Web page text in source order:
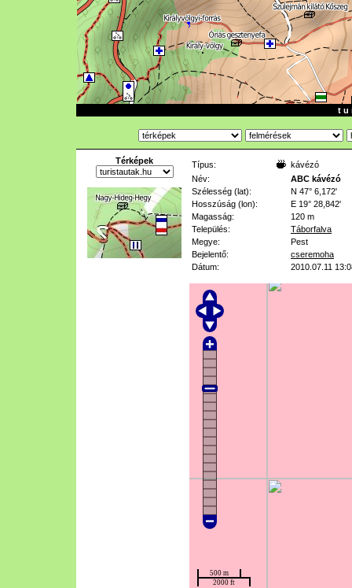
t u
Térképek Típus:
kávézó
Név:
ABC kávézó
Szélesség (lat):
N 47° 6,172'
Hosszúság (lon):
E 19° 28,842'
Magasság:
120 m
Település:
Táborfalva
Megye:
Pest
Bejelentő:
cseremoha
Dátum:
2010.07.11